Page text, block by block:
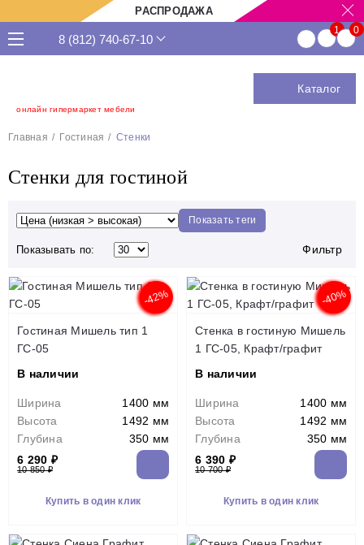
РАСПРОДАЖА
онлайн гипермаркет мебели
8 (812) 740-67-10
Каталог
Главная Гостиная Стенки
Стенки для гостиной
Показать теги
Показывать по: Фильтр
-42%
Гостиная Мишель тип 1
ГС-05
В наличии
Ширина
1400 мм
Высота
1492 мм
Глубина
350 мм
6 290 ₽
10 850 ₽
Купить в один клик
-40%
Стенка в гостиную Мишель
1 ГС-05, Крафт/графит
В наличии
Ширина
1400 мм
Высота
1492 мм
Глубина
350 мм
6 390 ₽
10 700 ₽
Купить в один клик